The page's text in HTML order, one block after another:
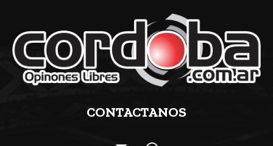
CONTACTANOS